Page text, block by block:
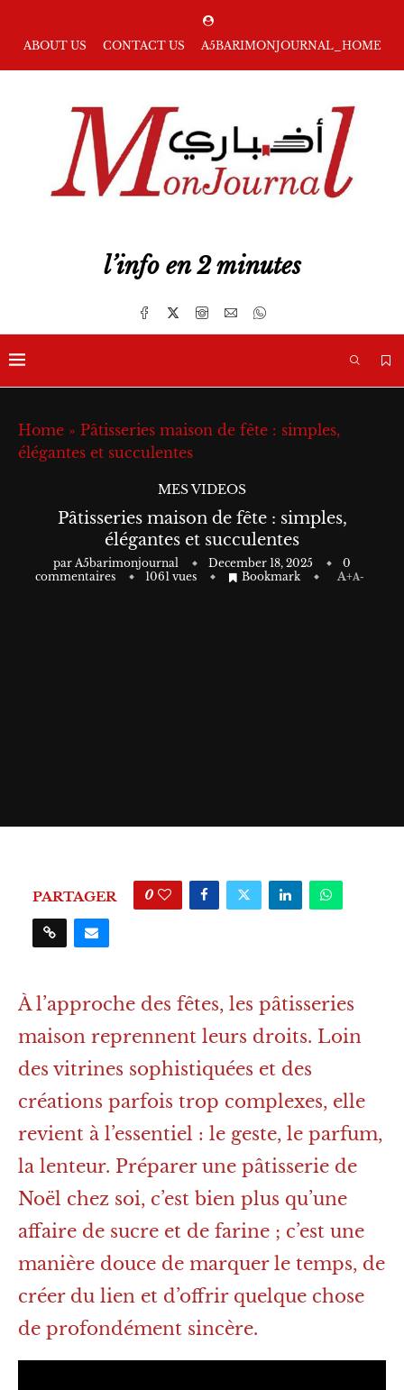
ABOUT US CONTACT US A5BARIMONJOURNAL_HOME
l’info en 2 minutes
Home » Pâtisseries maison de fête : simples,
élégantes et succulentes
MES VIDEOS
Pâtisseries maison de fête : simples,
élégantes et succulentes
par A5barimonjournal December 18, 2025
0
commentaires
1061 vues Bookmark A+A-
PARTAGER 0
À l’approche des fêtes, les pâtisseries
maison reprennent leurs droits. Loin
des vitrines sophistiquées et des
créations parfois trop complexes, elle
revient à l’essentiel : le geste, le parfum,
la lenteur. Préparer une pâtisserie de
Noël chez soi, c’est bien plus qu’une
affaire de sucre et de farine ; c’est une
manière douce de marquer le temps, de
créer du lien et d’offrir quelque chose
de profondément sincère.